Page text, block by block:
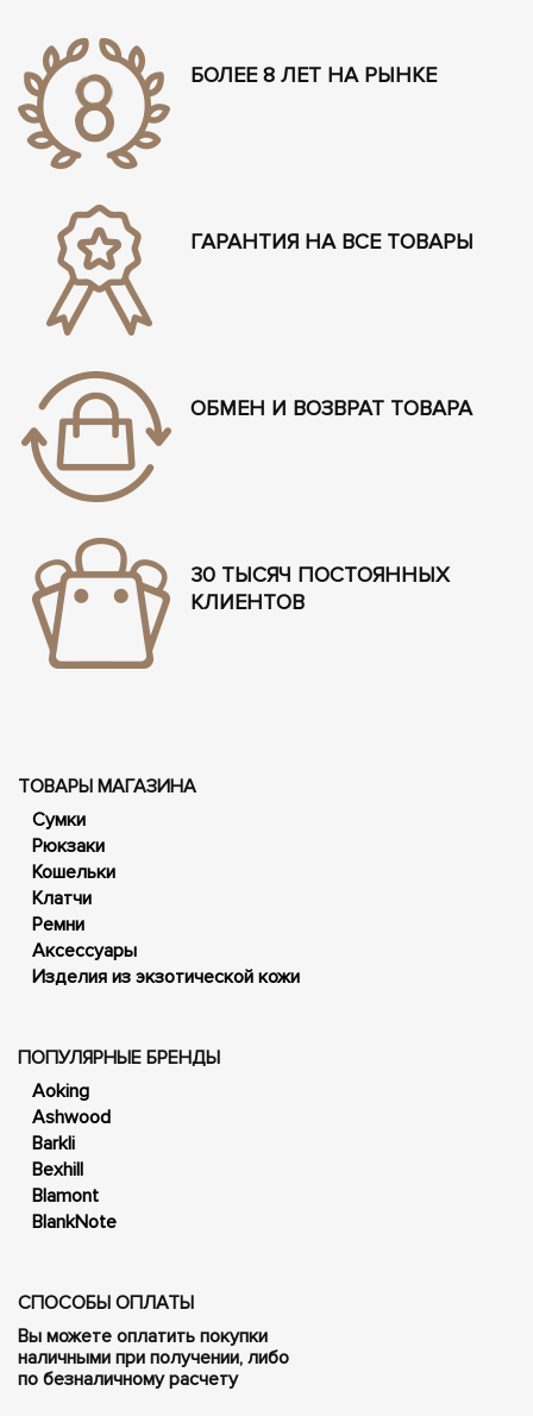
БОЛЕЕ 8 ЛЕТ НА РЫНКЕ
ГАРАНТИЯ НА ВСЕ ТОВАРЫ
ОБМЕН И ВОЗВРАТ ТОВАРА
30 ТЫСЯЧ ПОСТОЯННЫХ
КЛИЕНТОВ
ТОВАРЫ МАГАЗИНА
Сумки
Рюкзаки
Кошельки
Клатчи
Ремни
Аксессуары
Изделия из экзотической кожи
ПОПУЛЯРНЫЕ БРЕНДЫ
Aoking
Ashwood
Barkli
Bexhill
Blamont
BlankNote
СПОСОБЫ ОПЛАТЫ
Вы можете оплатить покупки
наличными при получении, либо
по безналичному расчету